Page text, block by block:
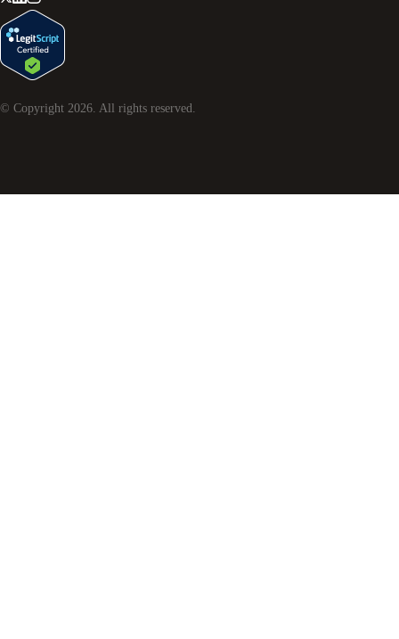
© Copyright 2026 . All rights reserved.